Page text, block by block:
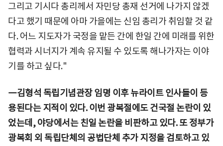
그리고 기시다 총리께서 자민당 총재 선거에 나가지 않겠
다고 했기 때문에 아마 가을에는 신임 총리가 취임할 것 같
다. 어느 지도자가 국정을 맡든 간에 한일 간에 미래를 위한
협력과 시너지가 계속 유지될 수 있도록 해나가자는 이야
기를 하고 싶다."
―김형석 독립기념관장 임명 이후 뉴라이트 인사들이 등
용된다는 지적이 있다. 이번 광복절에도 건국절 논란이 있
었는데, 야당에서는 친일 논란을 비판하고 있다. 또 정부가
광복회 외 독립단체의 공법단체 추가 지정을 검토하고 있